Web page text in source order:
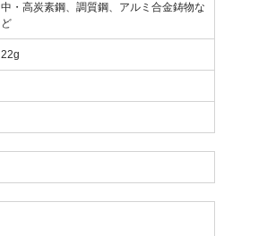
中・高炭素鋼、調質鋼、アルミ合金鋳物な
ど
22g